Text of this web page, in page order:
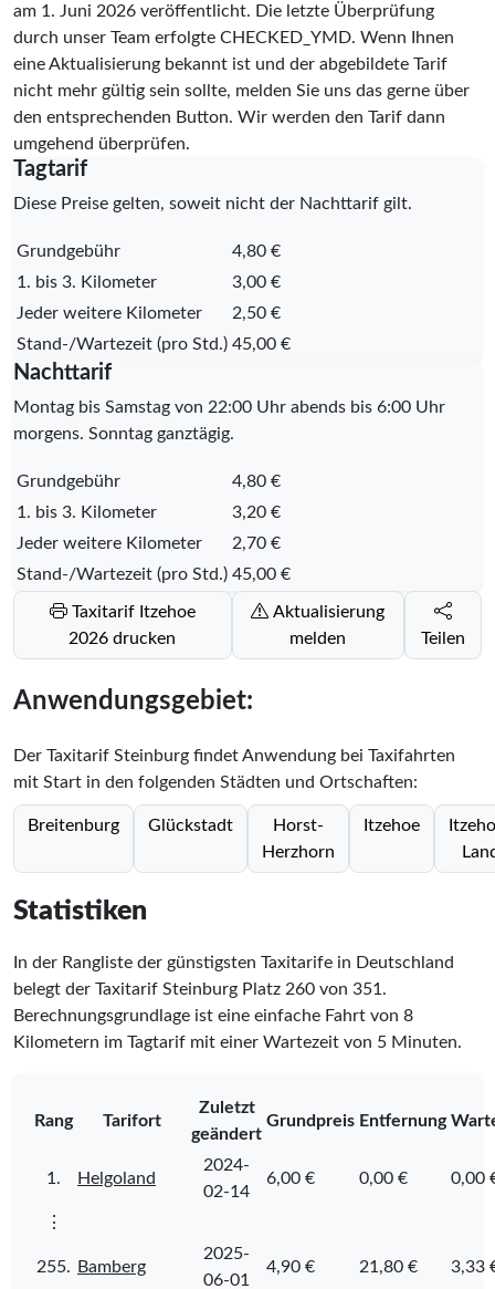
am 1. Juni 2026 veröffentlicht. Die letzte Überprüfung
durch unser Team erfolgte CHECKED_YMD. Wenn Ihnen
eine Aktualisierung bekannt ist und der abgebildete Tarif
nicht mehr gültig sein sollte, melden Sie uns das gerne über
den entsprechenden Button. Wir werden den Tarif dann
umgehend überprüfen.
Tagtarif
Diese Preise gelten, soweit nicht der Nachttarif gilt.
Grundgebühr
4,80 €
1. bis 3. Kilometer
3,00 €
Jeder weitere Kilometer
2,50 €
Stand-/Wartezeit (pro Std.) 45,00 €
Nachttarif
Montag bis Samstag von 22:00 Uhr abends bis 6:00 Uhr
morgens. Sonntag ganztägig.
Grundgebühr
4,80 €
1. bis 3. Kilometer
3,20 €
Jeder weitere Kilometer
2,70 €
Stand-/Wartezeit (pro Std.) 45,00 €
Taxitarif Itzehoe
2026 drucken
Aktualisierung
melden
Teilen
Anwendungsgebiet:
Der Taxitarif Steinburg findet Anwendung bei Taxifahrten
mit Start in den folgenden Städten und Ortschaften:
Breitenburg Glückstadt
Horst-
Herzhorn
Itzehoe
Statistiken
In der Rangliste der günstigsten Taxitarife in Deutschland
belegt der Taxitarif Steinburg Platz 260 von 351.
Berechnungsgrundlage ist eine einfache Fahrt von 8
Kilometern im Tagtarif mit einer Wartezeit von 5 Minuten.
Rang Tarifort
Zuletzt
geändert
Grundpreis Entfernung
1. Helgoland
2024-
02-14
6,00 € 0,00 € 0,00
⋮
255. Bamberg
2025-
06-01
4,90 € 21,80 € 3,33